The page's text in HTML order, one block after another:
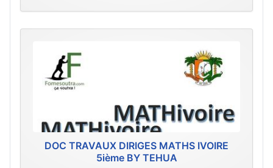
DOC TRAVAUX DIRIGES MATHS IVOIRE
5ième BY TEHUA